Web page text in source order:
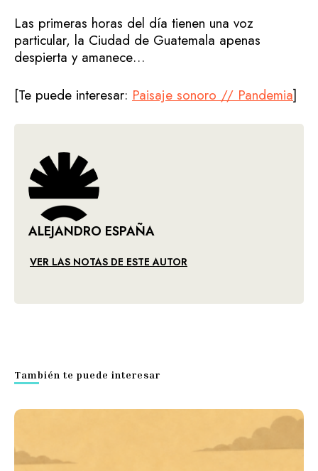
Las primeras horas del día tienen una voz
particular, la Ciudad de Guatemala apenas
despierta y amanece…
[Te puede interesar: Paisaje sonoro // Pandemia]
ALEJANDRO ESPAÑA
VER LAS NOTAS DE ESTE AUTOR
También te puede interesar